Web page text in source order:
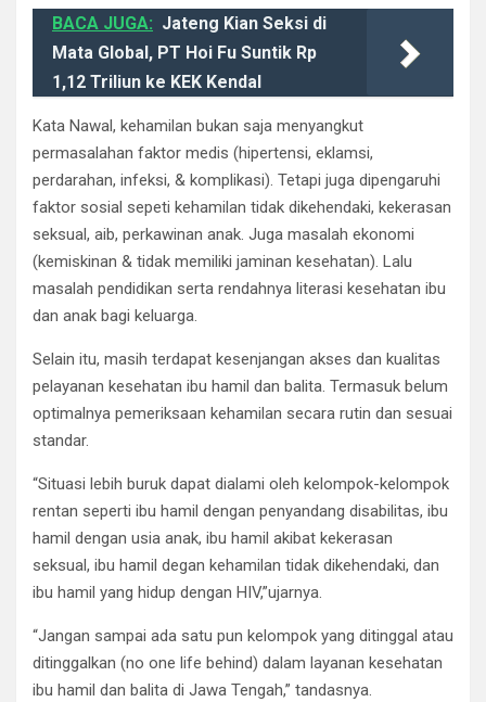
BACA JUGA: Jateng Kian Seksi di
Mata Global, PT Hoi Fu Suntik Rp
1,12 Triliun ke KEK Kendal
Kata Nawal, kehamilan bukan saja menyangkut
permasalahan faktor medis (hipertensi, eklamsi,
perdarahan, infeksi, & komplikasi). Tetapi juga dipengaruhi
faktor sosial sepeti kehamilan tidak dikehendaki, kekerasan
seksual, aib, perkawinan anak. Juga masalah ekonomi
(kemiskinan & tidak memiliki jaminan kesehatan). Lalu
masalah pendidikan serta rendahnya literasi kesehatan ibu
dan anak bagi keluarga.
Selain itu, masih terdapat kesenjangan akses dan kualitas
pelayanan kesehatan ibu hamil dan balita. Termasuk belum
optimalnya pemeriksaan kehamilan secara rutin dan sesuai
standar.
“Situasi lebih buruk dapat dialami oleh kelompok-kelompok
rentan seperti ibu hamil dengan penyandang disabilitas, ibu
hamil dengan usia anak, ibu hamil akibat kekerasan
seksual, ibu hamil degan kehamilan tidak dikehendaki, dan
ibu hamil yang hidup dengan HIV,”ujarnya.
“Jangan sampai ada satu pun kelompok yang ditinggal atau
ditinggalkan (no one life behind) dalam layanan kesehatan
ibu hamil dan balita di Jawa Tengah,” tandasnya.